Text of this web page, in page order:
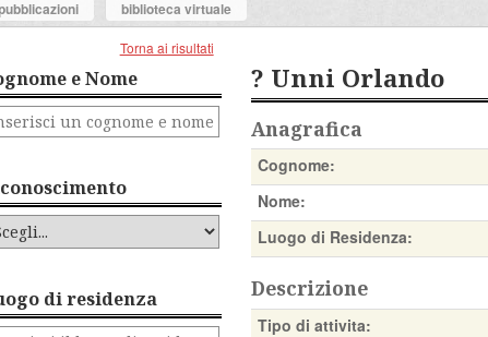
biblioteca virtuale
e Nome
di residenza
Torna ai risultati
? Unni Orlando
Anagrafica
Cognome:
Nome:
Luogo di Residenza:
Descrizione
Tipo di attivita: